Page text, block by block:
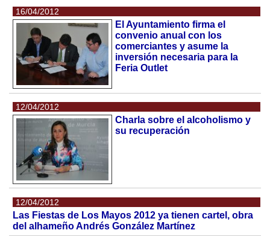
16/04/2012
El Ayuntamiento firma el
convenio anual con los
comerciantes y asume la
inversión necesaria para la
Feria Outlet
12/04/2012
Charla sobre el alcoholismo y
su recuperación
12/04/2012
Las Fiestas de Los Mayos 2012 ya tienen cartel, obra
del alhameño Andrés González Martínez